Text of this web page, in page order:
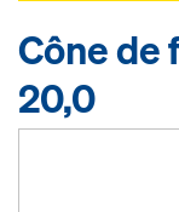
Cône de
20,0